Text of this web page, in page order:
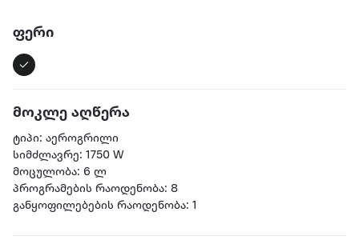
ფერი
მოკლე აღწერა
ტიპი: აეროგრილი
სიმძლავრე: 1750 W
მოცულობა: 6 ლ
პროგრამების რაოდენობა: 8
განყოფილებების რაოდენობა: 1